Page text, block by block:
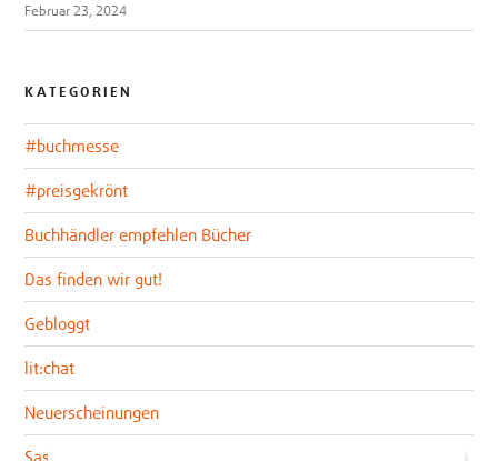
Februar 23, 2024
KATEGORIEN
#buchmesse
#preisgekrönt
Buchhändler empfehlen Bücher
Das finden wir gut!
Gebloggt
lit:chat
Neuerscheinungen
Sascha im lit:blog